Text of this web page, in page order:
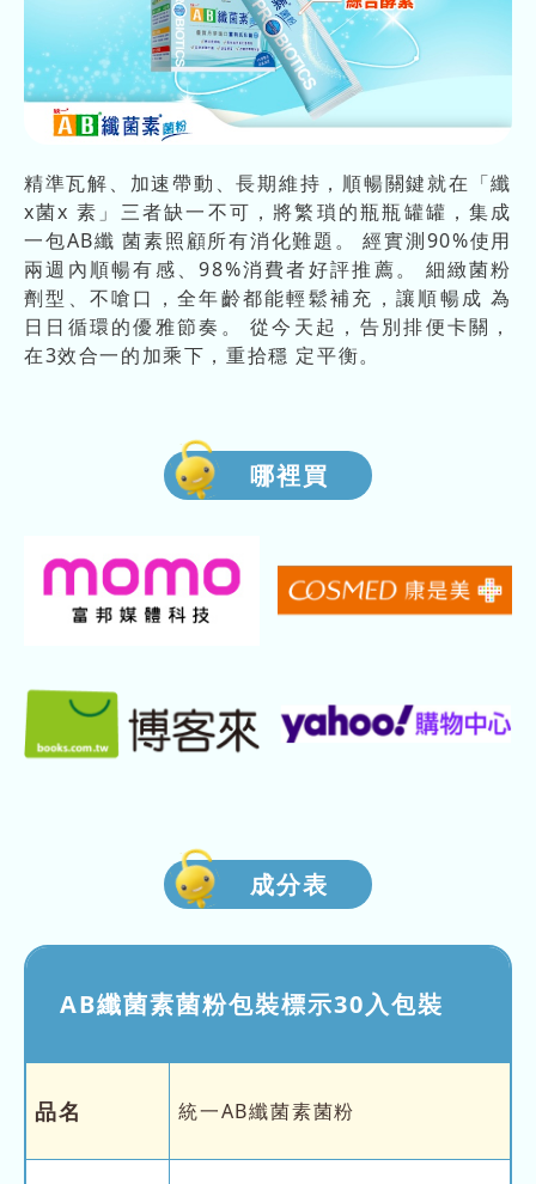
精準瓦解、加速帶動、長期維持，順暢關鍵就在「纖
x菌x 素」三者缺一不可，將繁瑣的瓶瓶罐罐，集成
一包AB纖 菌素照顧所有消化難題。 經實測90%使用
兩週內順暢有感、98%消費者好評推薦。 細緻菌粉
劑型、不嗆口，全年齡都能輕鬆補充，讓順暢成 為
日日循環的優雅節奏。 從今天起，告別排便卡關，
在3效合一的加乘下，重拾穩 定平衡。
哪裡買
成分表
AB纖菌素菌粉包裝標示30入包裝
品名 統一AB纖菌素菌粉